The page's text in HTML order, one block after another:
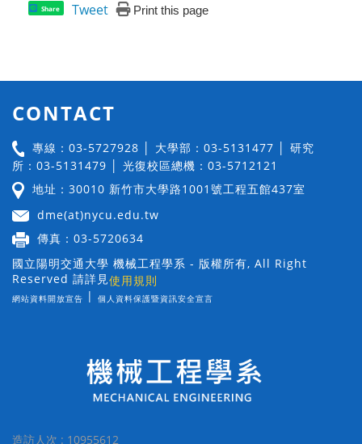
Share Tweet Print this page
CONTACT
專線：03-5727928 │ 大學部：03-5131477 │ 研究
所：03-5131479 │ 光復校區總機：03-5712121
地址：30010 新竹市大學路1001號工程五館437室
dme(at)nycu.edu.tw
傳真：03-5720634
國立陽明交通大學 機械工程學系 - 版權所有, All Right
Reserved 請詳見使用規則
網站資料開放宣告 | 個人資料保護暨資訊安全宣言
造訪人次 : 10955612